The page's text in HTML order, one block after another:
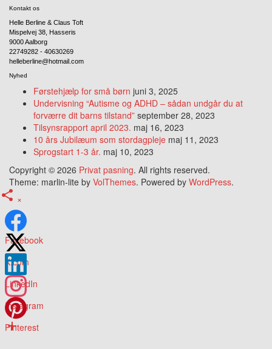
Kontakt os
Helle Berline & Claus Toft
Mispelvej 38, Hasseris
9000 Aalborg
22749282 - 40630269
helleberline@hotmail.com
Nyhed
Førstehjælp for små børn juni 3, 2025
Undervisning “Autisme og ADHD – sådan undgår du at
forværre dit barns tilstand” september 28, 2023
Tilsynsrapport april 2023. maj 16, 2023
10 års Jubilæum som stordagpleje maj 11, 2023
Sprogstart 1-3 år. maj 10, 2023
Copyright © 2026 Privat pasning. All rights reserved.
Theme: marlin-lite by VolThemes. Powered by WordPress.
×
Facebook
X.com
LinkedIn
Instagram
Pinterest